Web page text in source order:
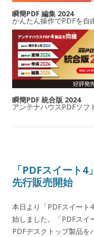
瞬簡PDF 編集 2024
かんたん操作でPDFを自
瞬簡PDF 統合版 2024
アンテナハウスPDFソフ
「PDFスイート
先行販売開始
本日より「PDFスイート
始しました。「PDFスイ
PDFデスクトップ製品を